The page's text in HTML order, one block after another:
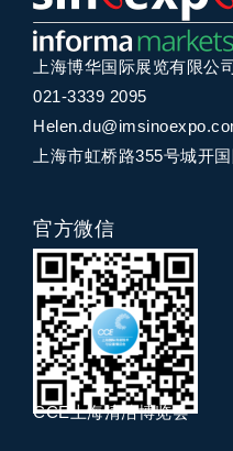
上海博华国际展览有限公
021-3339 2095
上海市虹桥路355号城开
官方微信
CCE上海清洁博览会